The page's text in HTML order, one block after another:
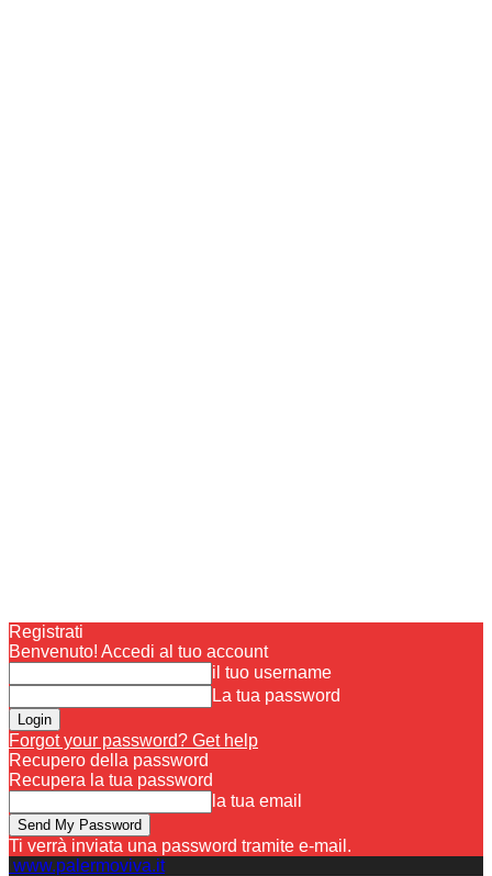
Registrati
Benvenuto! Accedi al tuo account
il tuo username
La tua password
Forgot your password? Get help
Recupero della password
Recupera la tua password
la tua email
Ti verrà inviata una password tramite e-mail.
www.palermoviva.it